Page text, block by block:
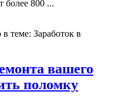
более 800 ...
теме: Заработок в
вашего
поломку